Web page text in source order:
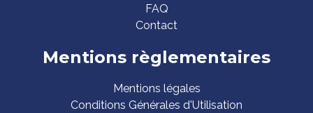
FAQ
Contact
Mentions règlementaires
Mentions légales
Conditions Générales d'Utilisation